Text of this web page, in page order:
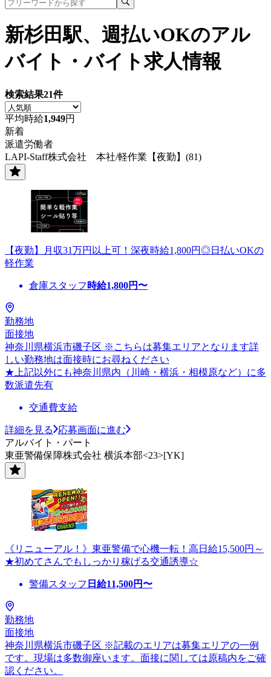
新杉田駅、週払いOKのアル
バイト・バイト求人情報
検索結果21件
平均時給1,949円
新着
派遣労働者
LAPI-Staff株式会社 本社/軽作業【夜勤】(81)
【夜勤】月収31万円以上可！深夜時給1,800円◎日払いOKの
軽作業
倉庫スタッフ 時給1,800円〜
勤務地
面接地
神奈川県横浜市磯子区 ※こちらは募集エリアとなります詳
しい勤務地は面接時にお尋ねください
★上記以外にも神奈川県内（川崎・横浜・相模原など）に多
数派遣先有
交通費支給
詳細を見る
応募画面に進む
アルバイト・パート
東亜警備保障株式会社 横浜本部<23>[YK]
《リニューアル！》東亜警備で心機一転！高日給15,500円～
★初めてさんでもしっかり稼げる交通誘導☆
警備スタッフ 日給11,500円〜
勤務地
面接地
神奈川県横浜市磯子区 ※記載のエリアは募集エリアの一例
です。現場は多数御座います。面接に関しては原稿内をご確
認ください。